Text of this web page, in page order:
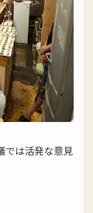
では活発な意見